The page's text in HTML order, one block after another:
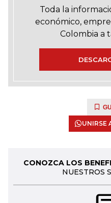
Toda la
económico,
Colombia a
UNIRSE
CONOZCA LOS
NUESTROS